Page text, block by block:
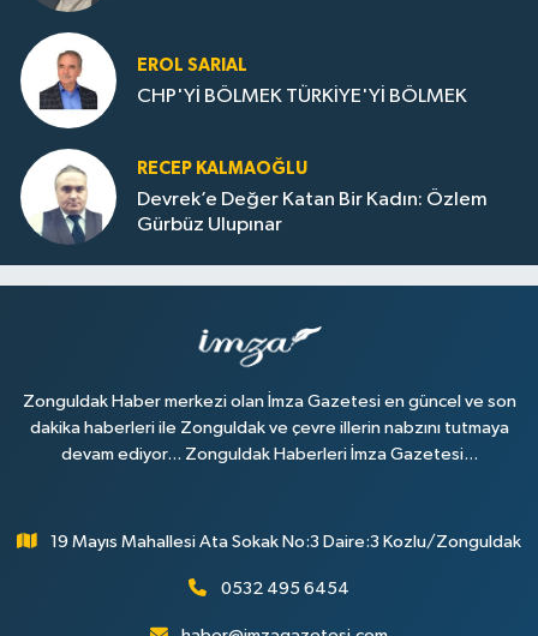
EROL SARIAL
CHP'Yİ BÖLMEK TÜRKİYE'Yİ BÖLMEK
RECEP KALMAOĞLU
Devrek’e Değer Katan Bir Kadın: Özlem
Gürbüz Ulupınar
Zonguldak Haber merkezi olan İmza Gazetesi en güncel ve son
dakika haberleri ile Zonguldak ve çevre illerin nabzını tutmaya
devam ediyor... Zonguldak Haberleri İmza Gazetesi...
19 Mayıs Mahallesi Ata Sokak No:3 Daire:3 Kozlu/Zonguldak
0532 495 6454